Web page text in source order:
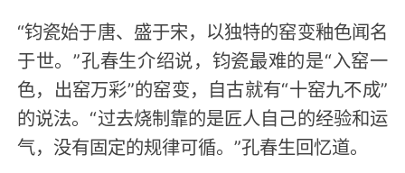
“钧瓷始于唐、盛于宋，以独特的窑变釉色闻名
于世。”孔春生介绍说，钧瓷最难的是“入窑一
色，出窑万彩”的窑变，自古就有“十窑九不成”
的说法。“过去烧制靠的是匠人自己的经验和运
气，没有固定的规律可循。”孔春生回忆道。